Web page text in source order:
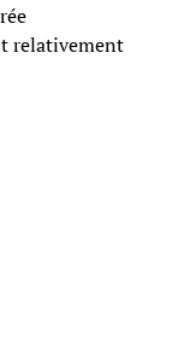
relativement